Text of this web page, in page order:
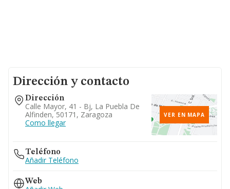
Dirección y contacto
Dirección
Calle Mayor, 41 - Bj, La Puebla De
Alfinden, 50171, Zaragoza
Como llegar
VER EN MAPA
Teléfono
Añadir Teléfono
Web